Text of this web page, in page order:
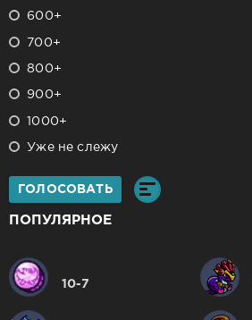
600+
700+
800+
900+
1000+
Уже не слежу
ГОЛОСОВАТЬ
ПОПУЛЯРНОЕ
10-7